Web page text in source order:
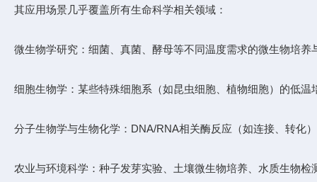
其应用场景几乎覆盖所有生命科学相关领域：
微生物学研究：细菌、真菌、酵母等不同温度需求的微生物培养
细胞生物学：某些特殊细胞系（如昆虫细胞、植物细胞）的低
分子生物学与生物化学：DNA/RNA相关酶反应（如连接、转化
农业与环境科学：种子发芽实验、土壤微生物培养、水质生物检